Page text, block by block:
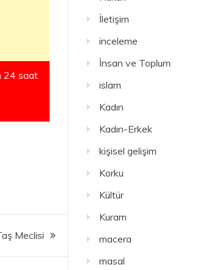
24 saat
Meclisi
İletişim
inceleme
İnsan ve Toplum
islam
Kadın
Kadın-Erkek
kişisel gelişim
Korku
Kültür
Kuram
macera
masal